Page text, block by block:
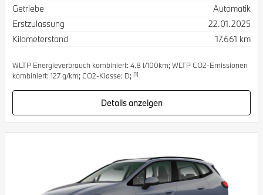
Getriebe
Automatik
Erstzulassung
22.01.2025
Kilometerstand
17.661 km
WLTP Energieverbrauch kombiniert: 4.8 l/100km; WLTP CO2-Emissionen
kombiniert: 127 g/km; CO2-Klasse: D; [1]
Details anzeigen